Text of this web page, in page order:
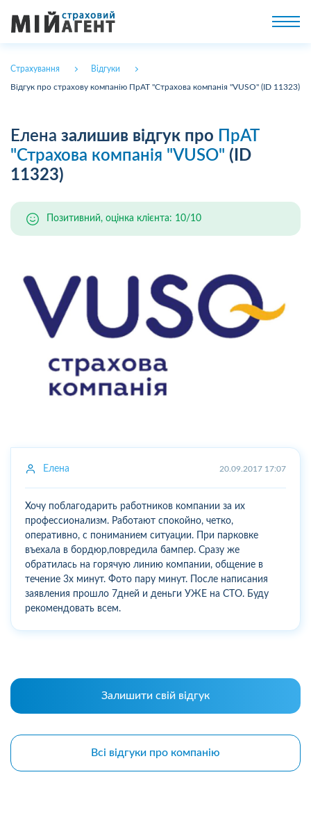
Страхування Відгуки
Відгук про страхову компанію ПрАТ "Страхова компанія "VUSO" (ID 11323)
Елена залишив відгук про
ПрАТ
"Страхова компанія "VUSO" (ID
11323)
Позитивний, оцінка клієнта: 10/10
Елена 20.09.2017 17:07
Хочу поблагодарить работников компании за их
профессионализм. Работают спокойно, четко,
оперативно, с пониманием ситуации. При парковке
въехала в бордюр,повредила бампер. Сразу же
обратилась на горячую линию компании, общение в
течение 3х минут. Фото пару минут. После написания
заявления прошло 7дней и деньги УЖЕ на СТО. Буду
рекомендовать всем.
Залишити свій відгук
Всі відгуки про компанію